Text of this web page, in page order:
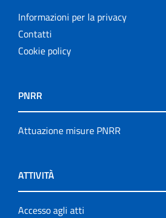
Informazioni per la privacy
Contatti
Cookie policy
PNRR
Attuazione misure PNRR
ATTIVITÀ
Accesso agli atti